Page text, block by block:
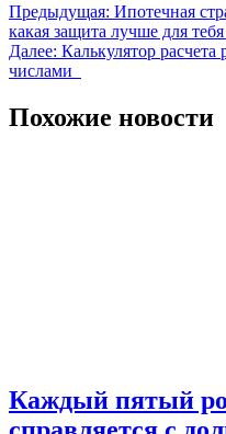
Навигация
по
записям
Предыдущая: Ипотечная
какая защита лучше для
Далее: Калькулятор
числами
Похожие новости
Каждый пятый